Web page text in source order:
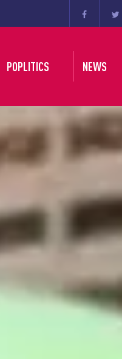
POPLITICS NEWS